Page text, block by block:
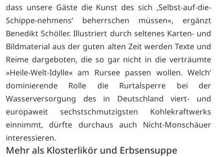
dass unsere Gäste die Kunst des sich ‚Selbst-auf-die-
Schippe-nehmens‘ beherrschen müssen«, ergänzt
Benedikt Schöller. Illustriert durch seltenes Karten- und
Bildmaterial aus der guten alten Zeit werden Texte und
Reime dargeboten, die so gar nicht in die verträumte
»Heile-Welt-Idylle« am Rursee passen wollen. Welch‘
dominierende Rolle die Rurtalsperre bei der
Wasserversorgung des in Deutschland viert- und
europaweit sechstschmutzigsten Kohlekraftwerks
einnimmt, dürfte durchaus auch Nicht-Monschäuer
interessieren.
Mehr als Klosterlikör und Erbsensuppe